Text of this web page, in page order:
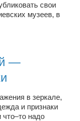
свои
музеев, в
—
в зеркале,
и признаки
надо